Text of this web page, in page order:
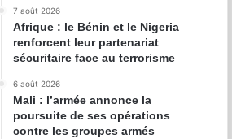
7 août 2026
Afrique : le Bénin et le Nigeria
renforcent leur partenariat
sécuritaire face au terrorisme
6 août 2026
Mali : l’armée annonce la
poursuite de ses opérations
contre les groupes armés